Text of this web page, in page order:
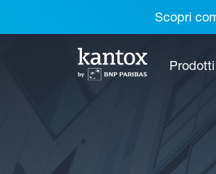
Scopri
Prodotti